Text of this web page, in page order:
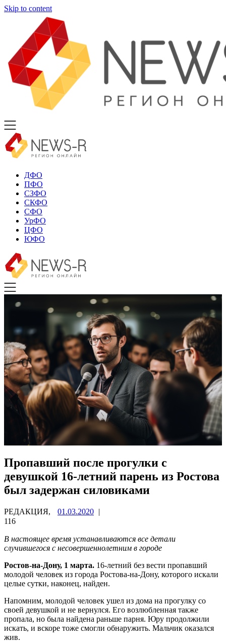
Skip to content
ДФО
ПФО
СЗФО
СКФО
СФО
УрФО
ЦФО
ЮФО
Пропавший после прогулки с
девушкой 16-летний парень из Ростова
был задержан силовиками
РЕДАКЦИЯ, 01.03.2020 |
116
В настоящее время устанавливаются все детали
случившегося с несовершеннолетним в городе
Ростов-на-Дону, 1 марта. 16-летний без вести пропавший
молодой человек из города Ростова-на-Дону, которого искали
целые сутки, наконец, найден.
Напомним, молодой человек ушел из дома на прогулку со
своей девушкой и не вернулся. Его возлюбленная также
пропала, но была найдена раньше парня. Юру продолжили
искать, и вскоре тоже смогли обнаружить. Мальчик оказался
жив.